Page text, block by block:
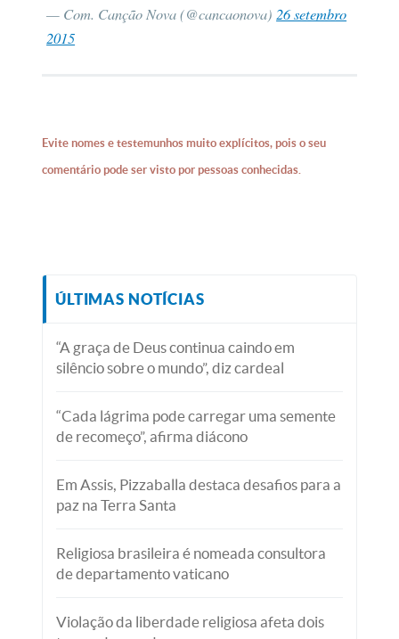
— Com. Canção Nova (@cancaonova) 26 setembro
2015
Evite nomes e testemunhos muito explícitos, pois o seu
comentário pode ser visto por pessoas conhecidas.
ÚLTIMAS NOTÍCIAS
“A graça de Deus continua caindo em
silêncio sobre o mundo”, diz cardeal
“Cada lágrima pode carregar uma semente
de recomeço”, afirma diácono
Em Assis, Pizzaballa destaca desafios para a
paz na Terra Santa
Religiosa brasileira é nomeada consultora
de departamento vaticano
Violação da liberdade religiosa afeta dois